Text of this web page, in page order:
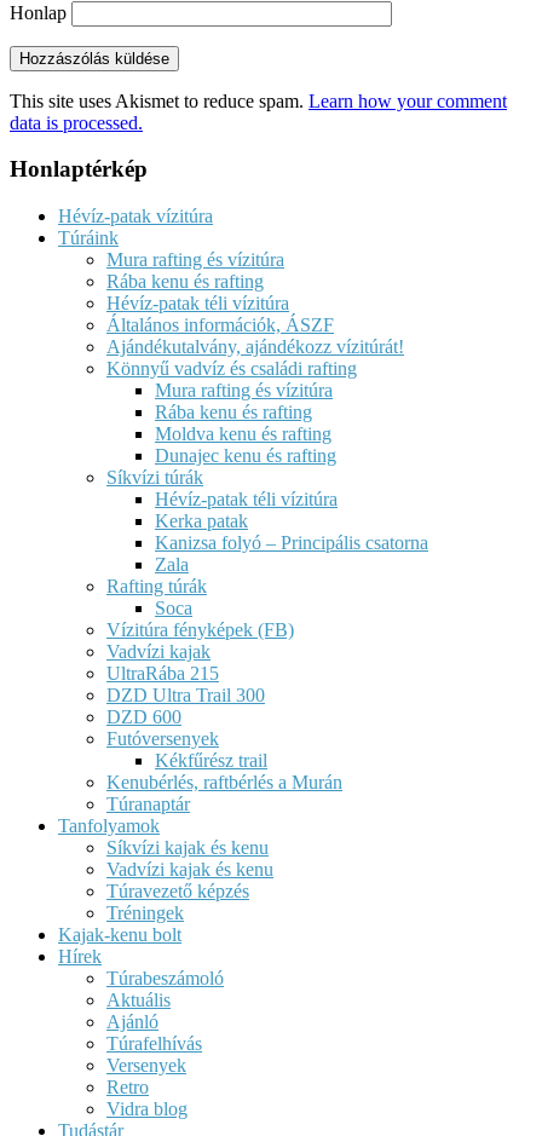
Honlap
This site uses Akismet to reduce spam. Learn how your comment
data is processed.
Honlaptérkép
Hévíz-patak vízitúra
Túráink
Mura rafting és vízitúra
Rába kenu és rafting
Hévíz-patak téli vízitúra
Általános információk, ÁSZF
Ajándékutalvány, ajándékozz vízitúrát!
Könnyű vadvíz és családi rafting
Mura rafting és vízitúra
Rába kenu és rafting
Moldva kenu és rafting
Dunajec kenu és rafting
Síkvízi túrák
Hévíz-patak téli vízitúra
Kerka patak
Kanizsa folyó – Principális csatorna
Zala
Rafting túrák
Soca
Vízitúra fényképek (FB)
Vadvízi kajak
UltraRába 215
DZD Ultra Trail 300
DZD 600
Futóversenyek
Kékfűrész trail
Kenubérlés, raftbérlés a Murán
Túranaptár
Tanfolyamok
Síkvízi kajak és kenu
Vadvízi kajak és kenu
Túravezető képzés
Tréningek
Kajak-kenu bolt
Hírek
Túrabeszámoló
Aktuális
Ajánló
Túrafelhívás
Versenyek
Retro
Vidra blog
Tudástár